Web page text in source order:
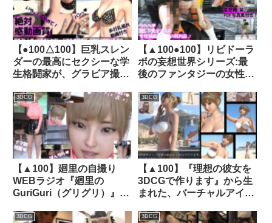
【●100△100】巨乳スレン
ダーの最高にセクシーな学
生格闘家が、グラビア撮影
初からハメ撮りAV撮影目
的という悪徳プロダクショ
ンだった（08:フェラ69）
｜d_241335│ Libido-Labo
【▲100●100】リビドーラ
ボの妄想世界シリーズ:最
後のファンタジーの女性戦
3DCG
【▲100】廻里の自撮り
WEBラジオ『廻里の
GuriGuri（グリグリ）』＃
Labo
3DCG
【▲100】『理想の彼女を
3DCGで作ります』から生
まれた、バーチャルアイド
d_375642│ Libido-Labo
3DCG 3DCG